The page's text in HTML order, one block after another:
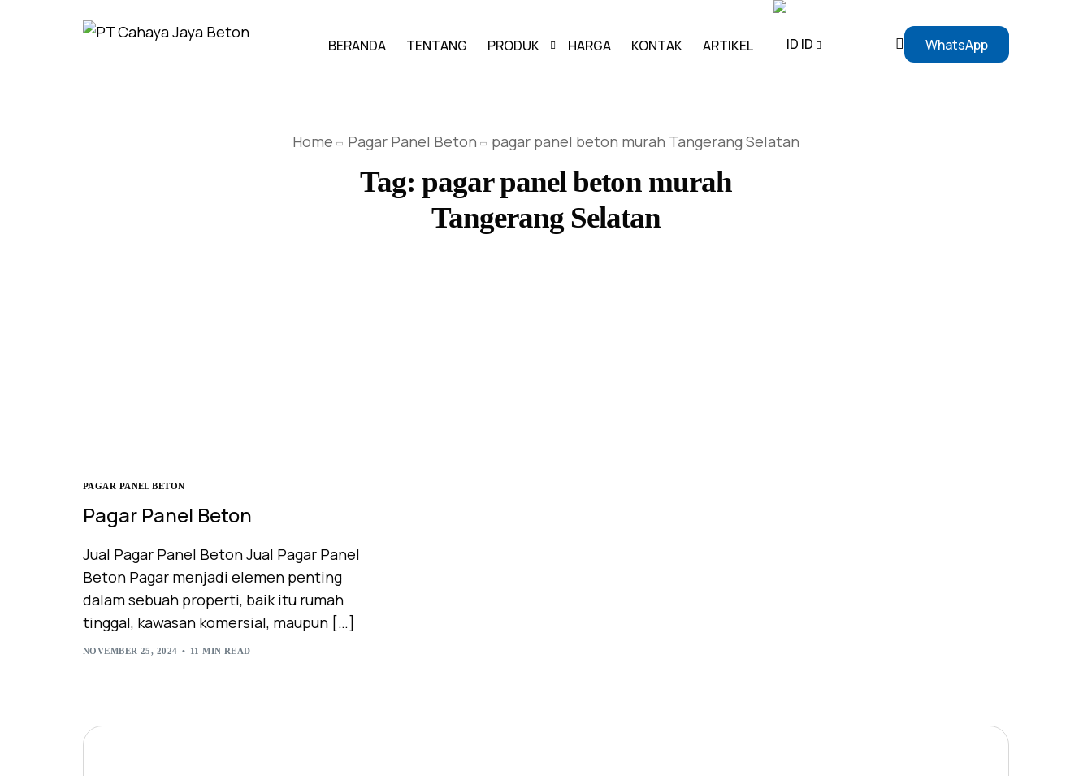
BERANDA TENTANG PRODUK
PAVING BLOCK
GRASS BLOCK
KANSTIN
BUIS BETON
HARGA KONTAK ARTIKEL ID WhatsApp
Home Pagar Panel Beton pagar panel beton murah Tangerang Selatan
Tag:pagar panel beton murah
Tangerang Selatan
PAGAR PANEL BETON
Pagar Panel Beton
Jual Pagar Panel Beton Jual Pagar Panel
Beton Pagar menjadi elemen penting
dalam sebuah properti, baik itu rumah
tinggal, kawasan komersial, maupun […]
NOVEMBER 25, 2024 11 MIN READ